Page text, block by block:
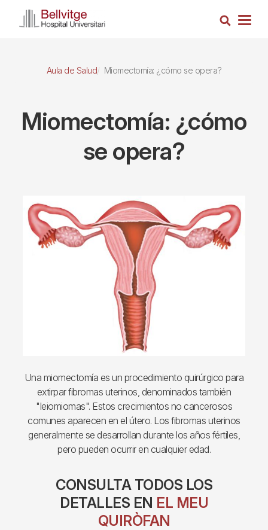
Busca
Aula de Salud Miomectomía: ¿cómo se opera?
Miomectomía: ¿cómo
se opera?
Imagen
Una miomectomía es un procedimiento quirúrgico para
extirpar fibromas uterinos, denominados también
"leiomiomas". Estos crecimientos no cancerosos
comunes aparecen en el útero. Los fibromas uterinos
generalmente se desarrollan durante los años fértiles,
pero pueden ocurrir en cualquier edad.
CONSULTA TODOS LOS
DETALLES EN EL MEU
QUIRÒFAN